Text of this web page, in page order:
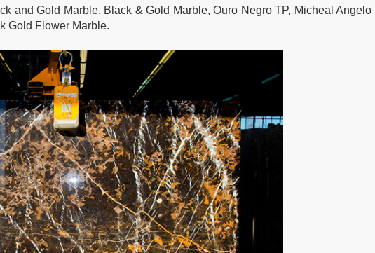
and Gold Marble, Black & Gold Marble, Ouro Negro TP, Micheal Angelo
Gold Flower Marble.